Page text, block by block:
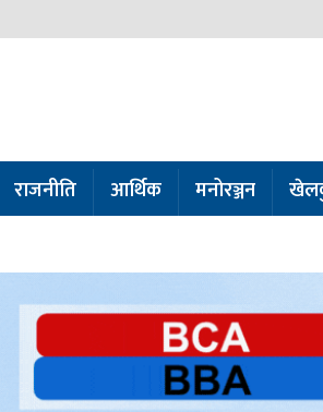
राजनीति आर्थिक मनोरञ्जन